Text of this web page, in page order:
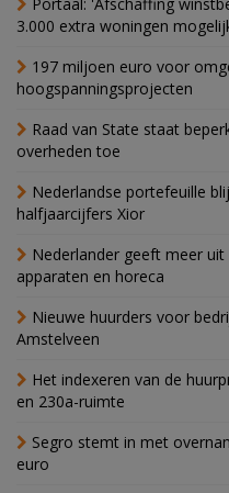
3.000 extra woningen
197 miljoen euro voor
hoogspanningsprojecten
Raad van State staat
overheden toe
Nederlandse portefeuille
halfjaarcijfers Xior
Nederlander geeft meer uit
apparaten en horeca
Nieuwe huurders voor
Amstelveen
Het indexeren van de
en 230a-ruimte
Segro stemt in met
euro